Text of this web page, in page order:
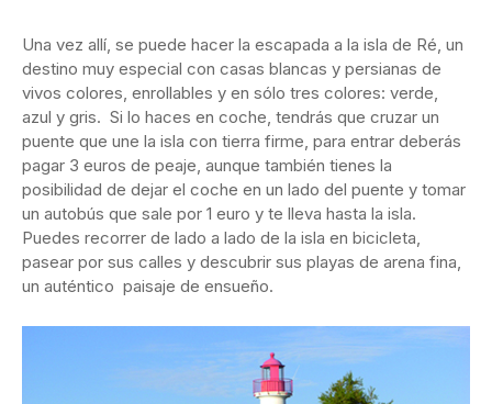
Una vez allí, se puede hacer la escapada a la isla de Ré, un
destino muy especial con casas blancas y persianas de
vivos colores, enrollables y en sólo tres colores: verde,
azul y gris. Si lo haces en coche, tendrás que cruzar un
puente que une la isla con tierra firme, para entrar deberás
pagar 3 euros de peaje, aunque también tienes la
posibilidad de dejar el coche en un lado del puente y tomar
un autobús que sale por 1 euro y te lleva hasta la isla.
Puedes recorrer de lado a lado de la isla en bicicleta,
pasear por sus calles y descubrir sus playas de arena fina,
un auténtico paisaje de ensueño.